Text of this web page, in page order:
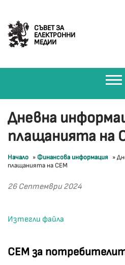
СЪВЕТ ЗА
ЕЛЕКТРОННИ
МЕДИИ
СЕМ за
Дневна
плащанията на
Начало » Финансова информация »
плащанията на СЕМ
26 Септември 2024
Изтегли файла